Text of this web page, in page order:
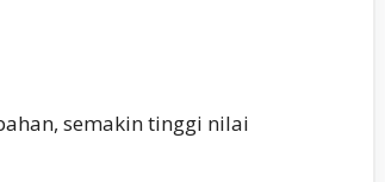
semakin tinggi nilai